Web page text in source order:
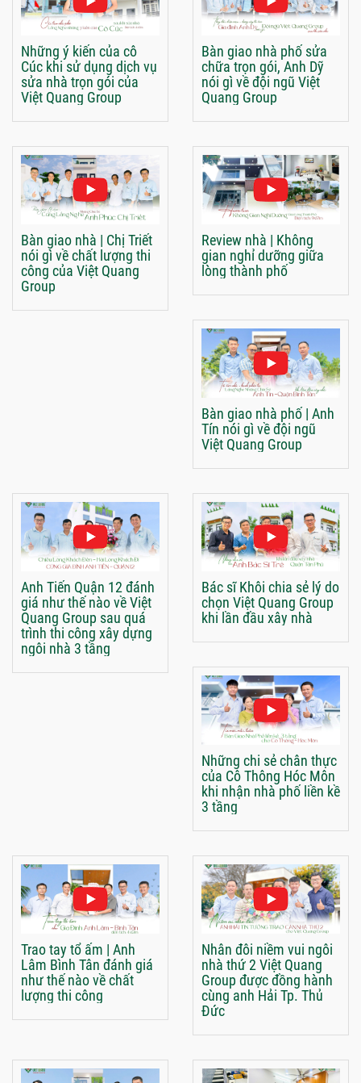
Những ý kiến của cô
Cúc khi sử dụng dịch vụ
sửa nhà trọn gói của
Việt Quang Group
Bàn giao nhà phố sửa
chữa trọn gói, Anh Dỹ
nói gì về đội ngũ Việt
Quang Group
Bàn giao nhà | Chị Triết
nói gì về chất lượng thi
công của Việt Quang
Group
Review nhà | Không
gian nghỉ dưỡng giữa
lòng thành phố
Bàn giao nhà phố | Anh
Tín nói gì về đội ngũ
Việt Quang Group
Anh Tiến Quận 12 đánh
giá như thế nào về Việt
Quang Group sau quá
trình thi công xây dựng
ngôi nhà 3 tầng
Bác sĩ Khôi chia sẻ lý do
chọn Việt Quang Group
khi lần đầu xây nhà
Những chi sẻ chân thực
của Cô Thông Hóc Môn
khi nhận nhà phố liền kề
3 tầng
Trao tay tổ ấm | Anh
Lâm Bình Tân đánh giá
như thế nào về chất
lượng thi công
Nhân đôi niềm vui ngôi
nhà thứ 2 Việt Quang
Group được đồng hành
cùng anh Hải Tp. Thủ
Đức